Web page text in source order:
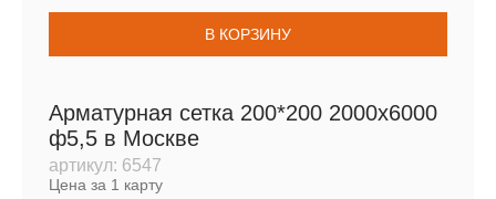
В КОРЗИНУ
Арматурная сетка 200*200 2000х6000
ф5,5 в Москве
артикул: 6547
Цена за 1 карту